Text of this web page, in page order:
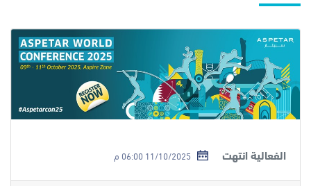
الفعالية انتهت 11/10/2025 06:00 م